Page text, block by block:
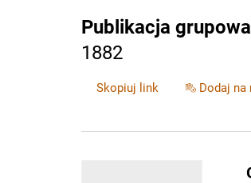
Publikacja grupowa
1882
Skopiuj link Dodaj na